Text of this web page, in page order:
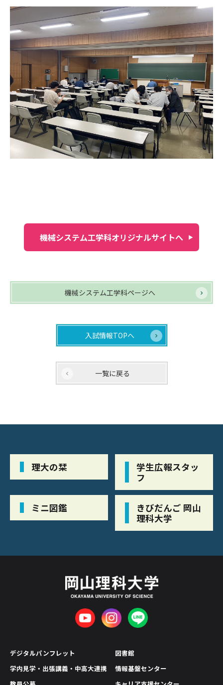
機械システム工学科オリジナルサイトへ
機械システム工学科ページへ
入試情報TOPへ
一覧に戻る
理大の栞
学生広報スタッ
フ
ミニ図鑑
きびだんご 岡山
理科大学
デジタルパンフレット
学内見学・出張講義・中高大連携
図書館
情報基盤センター